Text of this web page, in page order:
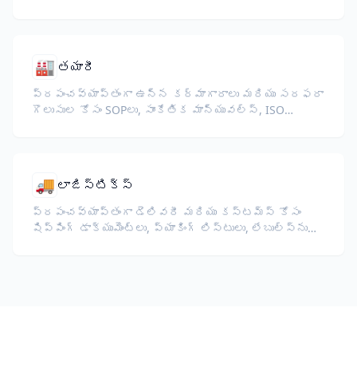
🏭 తయారీ
ప్రపంచవ్యాప్తంగా ఉన్న కర్మాగారాలు మరియు సరఫరా
గొలుసుల కోసం SOPలు, సాంకేతిక మాన్యువల్స్, ISO
🚚 లాజిస్టిక్స్
ప్రపంచవ్యాప్తంగా డెలివరీ మరియు కస్టమ్స్ కోసం
షిప్పింగ్ డాక్యుమెంట్లు, ప్యాకింగ్ లిస్టులు, లేబుల్స్‌ను